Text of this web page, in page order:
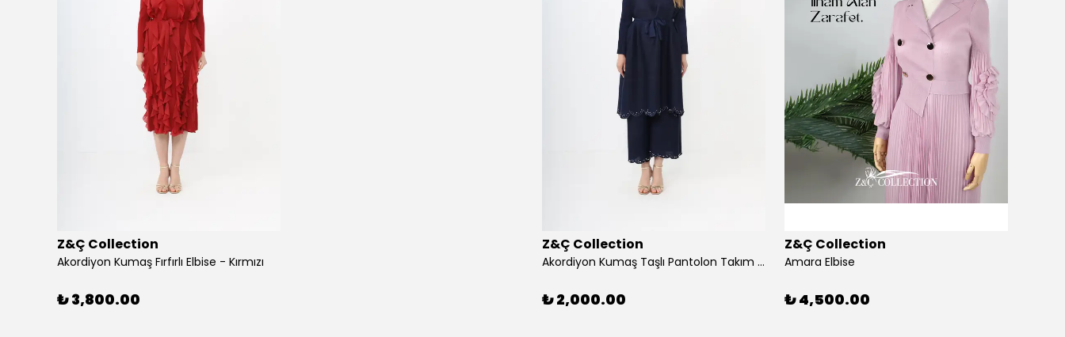
Z&Ç Collection
Akordiyon Kumaş Fırfırlı Elbise - Kırmızı
₺ 3,800.00
Z&Ç Collection
Akordiyon Kumaş Taşlı Pantolon Takım - lacivert
₺ 2,000.00
Z&Ç Collection
Amara Elbise
₺ 4,500.00